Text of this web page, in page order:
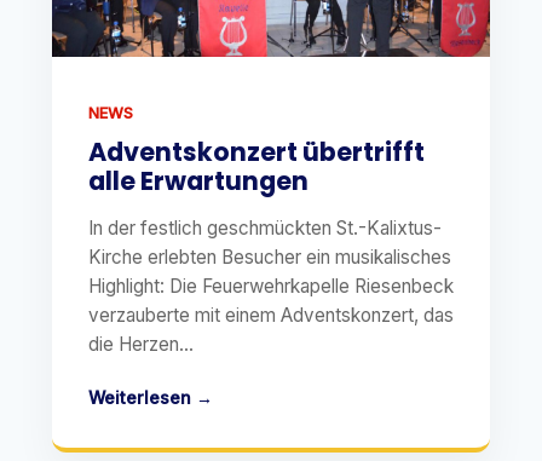
NEWS
Adventskonzert übertrifft
alle Erwartungen
In der festlich geschmückten St.-Kalixtus-
Kirche erlebten Besucher ein musikalisches
Highlight: Die Feuerwehrkapelle Riesenbeck
verzauberte mit einem Adventskonzert, das
die Herzen...
Weiterlesen →